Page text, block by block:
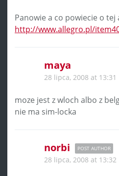
Panowie a co powiecie o tej
http://www.allegro.pl/
maya
28 lipca, 2008 at 13:31
moze jest z wloch albo z
nie ma sim-locka
norbi POST AUTHOR
28 lipca, 2008 at 13:32